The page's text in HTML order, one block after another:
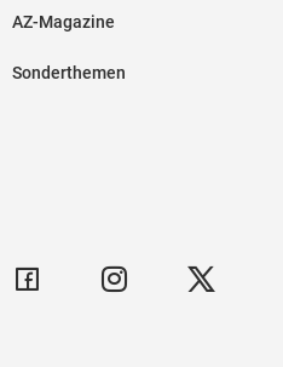
AZ-Magazine
Sonderthemen